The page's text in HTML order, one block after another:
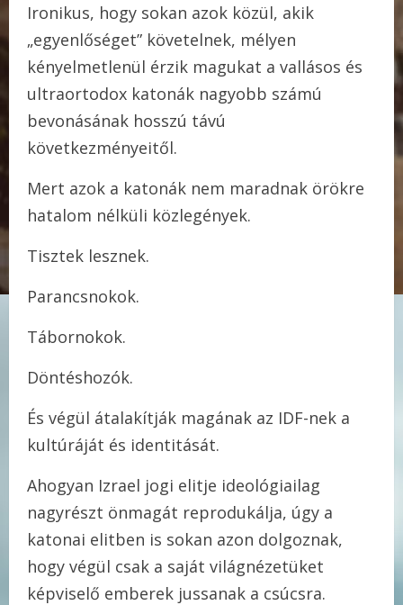
Ironikus, hogy sokan azok közül, akik
„egyenlőséget” követelnek, mélyen
kényelmetlenül érzik magukat a vallásos és
ultraortodox katonák nagyobb számú
bevonásának hosszú távú
következményeitől.
Mert azok a katonák nem maradnak örökre
hatalom nélküli közlegények.
Tisztek lesznek.
Parancsnokok.
Tábornokok.
Döntéshozók.
És végül átalakítják magának az IDF-nek a
kultúráját és identitását.
Ahogyan Izrael jogi elitje ideológiailag
nagyrészt önmagát reprodukálja, úgy a
katonai elitben is sokan azon dolgoznak,
hogy végül csak a saját világnézetüket
képviselő emberek jussanak a csúcsra.